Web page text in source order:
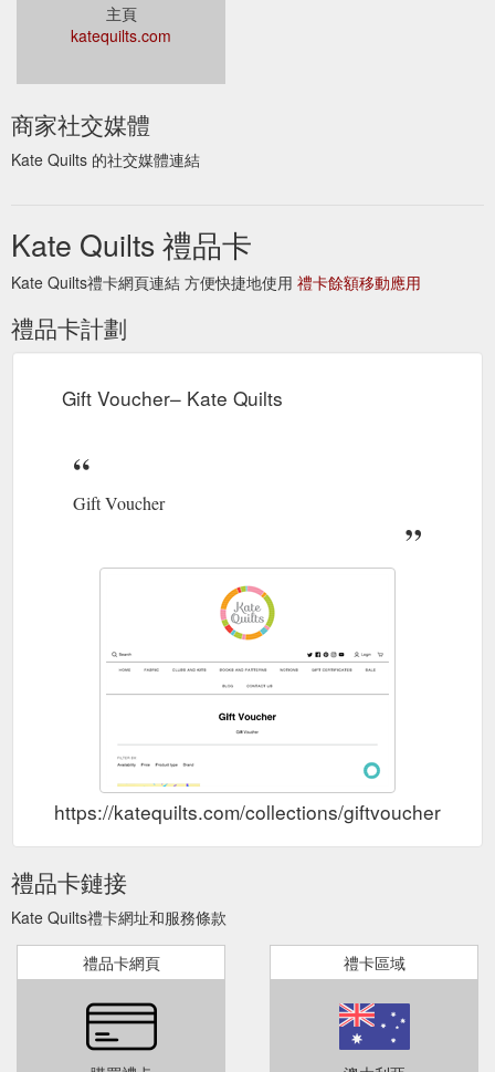
主頁
katequilts.com
商家社交媒體
Kate Quilts 的社交媒體連結
Kate Quilts 禮品卡
Kate Quilts禮卡網頁連結 方便快捷地使用 禮卡餘額移動應用
禮品卡計劃
Gift Voucher– Kate Quilts
Gift Voucher
https://katequilts.com/collections/giftvoucher
禮品卡鏈接
Kate Quilts禮卡網址和服務條款
禮品卡網頁 禮卡區域